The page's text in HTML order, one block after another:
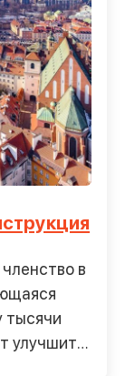
в
тысячи
улучшить